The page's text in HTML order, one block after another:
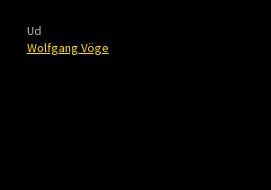
Ud
Wolfgang Vöge